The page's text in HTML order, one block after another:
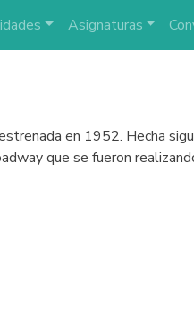
Asignaturas
en 1952. Hecha
que se fueron